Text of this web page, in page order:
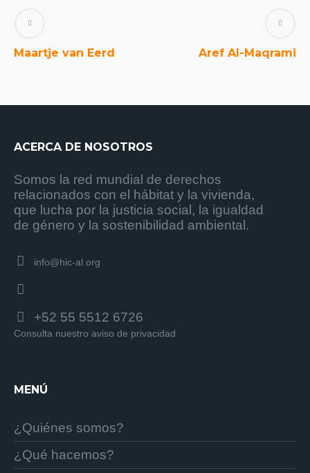
Maartje van Eerd Aref Al-Maqrami
ACERCA DE NOSOTROS
Somos la red mundial de derechos
relacionados con el hábitat y la vivienda,
que lucha por la justicia social, la igualdad
de género y la sostenibilidad ambiental.
info@hic-al.org
+52 55 5512 6726
Consulta nuestro aviso de privacidad
MENÚ
¿Quiénes somos?
¿Qué hacemos?